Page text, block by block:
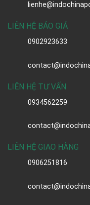
LIÊN HỆ BÁO GIÁ
0902923633
LIÊN HỆ TƯ VẤN
0934562259
LIÊN HỆ GIAO HÀNG
0906251816